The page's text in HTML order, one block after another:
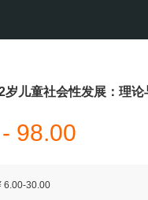
儿童社会性发展：理论
98.00
6.00-30.00